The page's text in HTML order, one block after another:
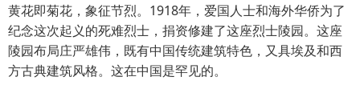
黄花即菊花，象征节烈。1918年，爱国人士和海外华侨为了
纪念这次起义的死难烈士，捐资修建了这座烈士陵园。这座
陵园布局庄严雄伟，既有中国传统建筑特色，又具埃及和西
方古典建筑风格。这在中国是罕见的。